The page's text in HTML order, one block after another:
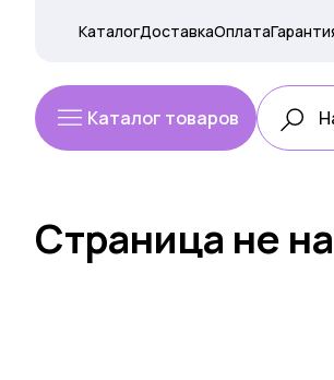
КаталогДоставкаОплата
Каталог товаров
Страница не